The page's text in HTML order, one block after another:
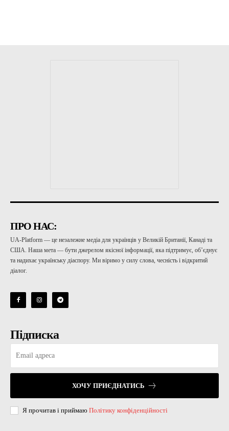
ПРО НАС:
UA-Platform — це незалежне медіа для українців у Великій Британії, Канаді та
США. Наша мета — бути джерелом якісної інформації, яка підтримує, об’єднує
та надихає українську діаспору. Ми віримо у силу слова, чесність і відкритий
діалог.
Підписка
ХОЧУ ПРИЄДНАТИСЬ
Я прочитав і приймаю Політику конфіденційності